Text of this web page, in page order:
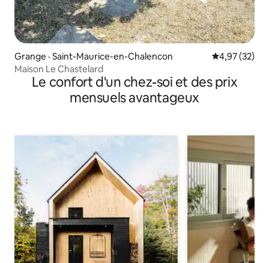
Grange · Saint-Maurice-en-Chalencon Note
4,97 (32)
Maison Le Chastelard
Le confort d'un chez-soi et des prix
mensuels avantageux